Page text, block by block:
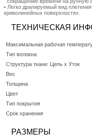
• Легко драпируемый вид
криволинейных поверхностях.
ТЕХНИЧЕСКАЯ
Максимальная рабочая
Тип волокна
Структура ткани: Цепь x Уток
Вес
Толщина
Цвет
Тип покрытия
Срок хранения
РАЗМЕРЫ